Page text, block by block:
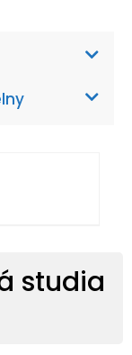
studia